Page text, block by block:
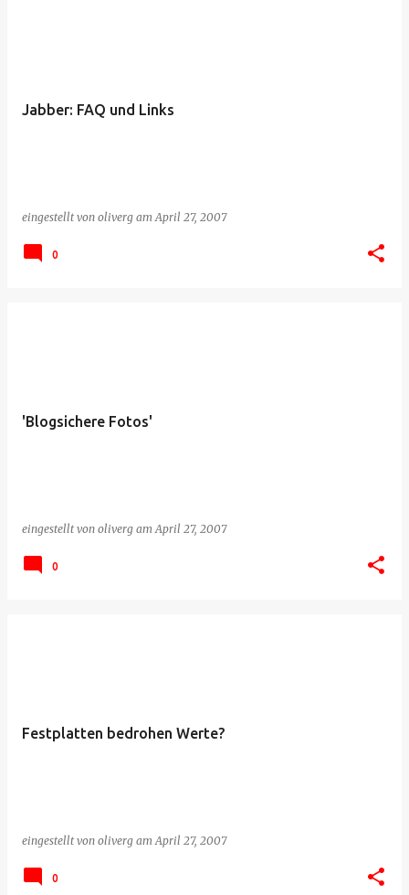
Jabber: FAQ und Links
eingestellt von oliverg amApril 27, 2007
0
'Blogsichere Fotos'
eingestellt von oliverg amApril 27, 2007
0
Festplatten bedrohen Werte?
eingestellt von oliverg amApril 27, 2007
0